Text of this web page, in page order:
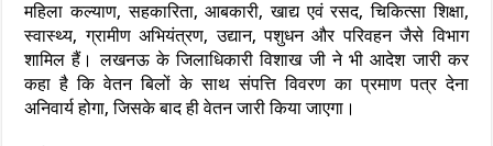
महिला कल्याण, सहकारिता, आबकारी, खाद्य एवं रसद, चिकित्सा शिक्षा,
स्वास्थ्य, ग्रामीण अभियंत्रण, उद्यान, पशुधन और परिवहन जैसे विभाग
शामिल हैं। लखनऊ के जिलाधिकारी विशाख जी ने भी आदेश जारी कर
कहा है कि वेतन बिलों के साथ संपत्ति विवरण का प्रमाण पत्र देना
अनिवार्य होगा, जिसके बाद ही वेतन जारी किया जाएगा।